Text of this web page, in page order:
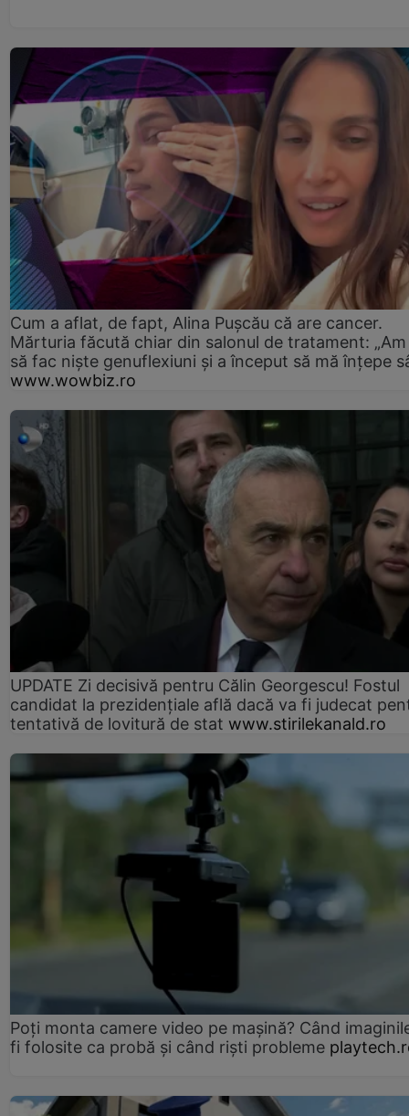
Cum a aflat, de fapt, Alina Pușcău că are cancer.
Mărturia făcută chiar din salonul de tratament:
să fac niște genuflexiuni și a început să mă înțepe
www.wowbiz.ro
UPDATE Zi decisivă pentru Călin Georgescu! Fostul
candidat la prezidențiale află dacă va fi judecat
tentativă de lovitură de stat www.stirilekanald.ro
Poți monta camere video pe mașină? Când
fi folosite ca probă și când riști probleme